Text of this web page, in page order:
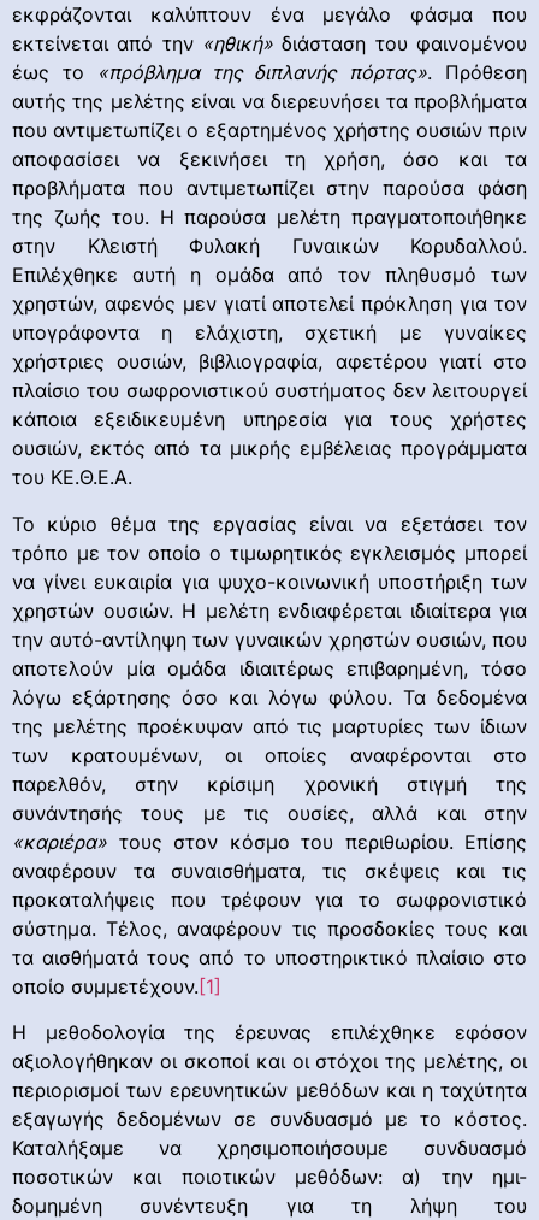
εκφράζονται καλύπτουν ένα μεγάλο φάσμα που
εκτείνεται από την «ηθική» διάσταση του φαινομένου
έως το
«πρόβλημα της διπλανής πόρτας». Πρόθεση
αυτής της μελέτης είναι να διερευνήσει τα προβλήματα
που αντιμετωπίζει ο εξαρτημένος χρήστης ουσιών πριν
αποφασίσει να ξεκινήσει τη χρήση, όσο και τα
προβλήματα που αντιμετωπίζει στην παρούσα φάση
της ζωής του. Η παρούσα μελέτη πραγματοποιήθηκε
στην Κλειστή Φυλακή Γυναικών Κορυδαλλού.
Επιλέχθηκε αυτή η ομάδα από τον πληθυσμό των
χρηστών, αφενός μεν γιατί αποτελεί πρόκληση για τον
υπογράφοντα η ελάχιστη, σχετική με γυναίκες
χρήστριες ουσιών, βιβλιογραφία, αφετέρου γιατί στο
πλαίσιο του σωφρονιστικού συστήματος δεν λειτουργεί
κάποια εξειδικευμένη υπηρεσία για τους χρήστες
ουσιών, εκτός από τα μικρής εμβέλειας προγράμματα
του ΚΕ.Θ.Ε.Α.
Το κύριο θέμα της εργασίας είναι να εξετάσει τον
τρόπο με τον οποίο ο τιμωρητικός εγκλεισμός μπορεί
να γίνει ευκαιρία για ψυχο-κοινωνική υποστήριξη των
χρηστών ουσιών. Η μελέτη ενδιαφέρεται ιδιαίτερα για
την αυτό-αντίληψη των γυναικών χρηστών ουσιών, που
αποτελούν μία ομάδα ιδιαιτέρως επιβαρημένη, τόσο
λόγω εξάρτησης όσο και λόγω φύλου. Τα δεδομένα
της μελέτης προέκυψαν από τις μαρτυρίες των ίδιων
των κρατουμένων, οι οποίες αναφέρονται στο
παρελθόν, στην κρίσιμη χρονική στιγμή της
συνάντησής τους με τις ουσίες, αλλά και στην
«καριέρα» τους στον κόσμο του περιθωρίου. Επίσης
αναφέρουν τα συναισθήματα, τις σκέψεις και τις
προκαταλήψεις που τρέφουν για το σωφρονιστικό
σύστημα. Τέλος, αναφέρουν τις προσδοκίες τους και
τα αισθήματά τους από το υποστηρικτικό πλαίσιο στο
οποίο συμμετέχουν.[1]
Η μεθοδολογία της έρευνας επιλέχθηκε εφόσον
αξιολογήθηκαν οι σκοποί και οι στόχοι της μελέτης, οι
περιορισμοί των ερευνητικών μεθόδων και η ταχύτητα
εξαγωγής δεδομένων σε συνδυασμό με το κόστος.
Καταλήξαμε να χρησιμοποιήσουμε συνδυασμό
ποσοτικών και ποιοτικών μεθόδων: α) την ημι-
δομημένη συνέντευξη για τη λήψη του